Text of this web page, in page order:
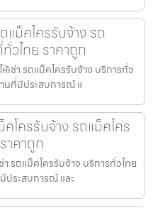
แม็คโครรับจ้าง รถ
วไทย ราคาถูก
เช่า รถแม็คโครรับจ้าง บริการทั่ว
นที่มีประสบการณ์ แ
โครรับจ้าง รถแม็คโคร
าคาถูก
รถแม็คโครรับจ้าง บริการทั่วไทย
ประสบการณ์ และ